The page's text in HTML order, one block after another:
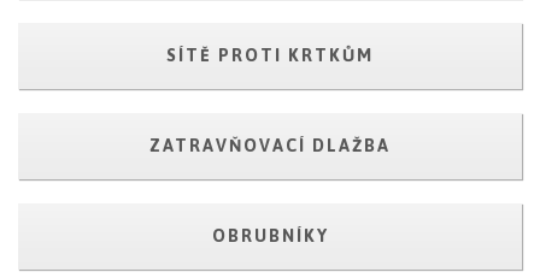
SÍTĚ PROTI KRTKŮM
ZATRAVŇOVACÍ DLAŽBA
OBRUBNÍKY